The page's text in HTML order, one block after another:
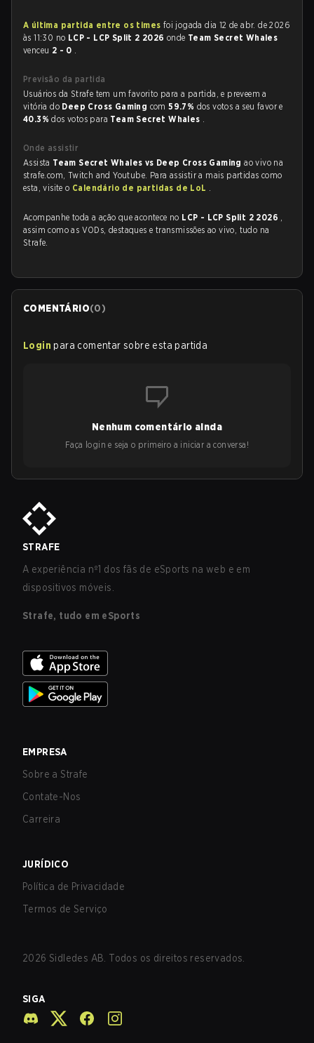
A última partida entre os times foi jogada dia 12 de abr. de 2026
às 11:30 no LCP - LCP Split 2 2026onde Team Secret Whales
venceu 2 - 0 .
Previsão da partida
Usuários da Strafe tem um favorito para a partida, e preveem a
vitória do Deep Cross Gaming com59.7% dos votos a seu favor e
40.3%dos votos para Team Secret Whales .
Onde assistir
Assista Team Secret Whales vs Deep Cross Gamingao vivo na
strafe.com, Twitch and Youtube. Para assistir a mais partidas como
esta, visite o Calendário de partidas de LoL .
Acompanhe toda a ação que acontece no LCP - LCP Split 2 2026 ,
assim como as VODs, destaques e transmissões ao vivo, tudo na
Strafe.
COMENTÁRIO(0)
Login para comentar sobre esta partida
Nenhum comentário ainda
Faça login e seja o primeiro a iniciar a conversa!
STRAFE
A experiência nº1 dos fãs de eSports na web e em
dispositivos móveis.
Strafe, tudo em eSports
EMPRESA
Sobre a Strafe
Contate-Nos
Carreira
JURÍDICO
Política de Privacidade
Termos de Serviço
2026 Sidledes AB. Todos os direitos reservados.
SIGA